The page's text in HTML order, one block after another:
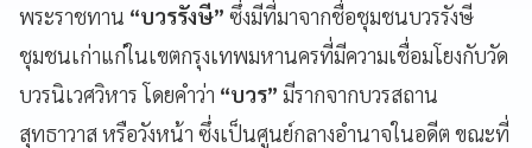
พระราชทาน “บวรรังษี” ซึ่งมีที่มาจากชื่อชุมชนบวรรังษี
ชุมชนเก่าแก่ในเขตกรุงเทพมหานครที่มีความเชื่อมโยงกับวัด
บวรนิเวศวิหาร โดยคำว่า “บวร” มีรากจากบวรสถาน
สุทธาวาส หรือวังหน้า ซึ่งเป็นศูนย์กลางอำนาจในอดีต ขณะที่